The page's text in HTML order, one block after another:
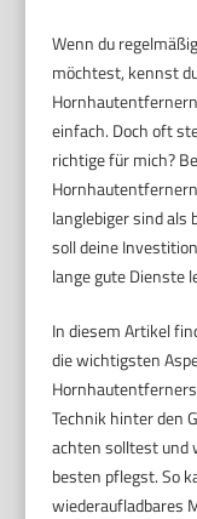
Wenn du
möchtest, kennst
einfach. Doch oft
richtige für mich?
langlebiger sind als
soll deine
lange gute Dienste
In diesem Artikel
die wichtigsten
Technik hinter den
achten solltest und
besten pflegst. So
wiederaufladbares